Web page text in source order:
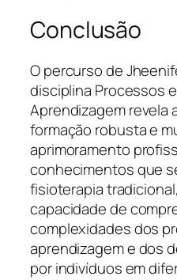
Conclusão
O percurso de
disciplina Processos
Aprendizagem revela
formação robusta e
aprimoramento
conhecimentos que
fisioterapia
capacidade de
complexidades dos
aprendizagem e dos
por indivíduos em